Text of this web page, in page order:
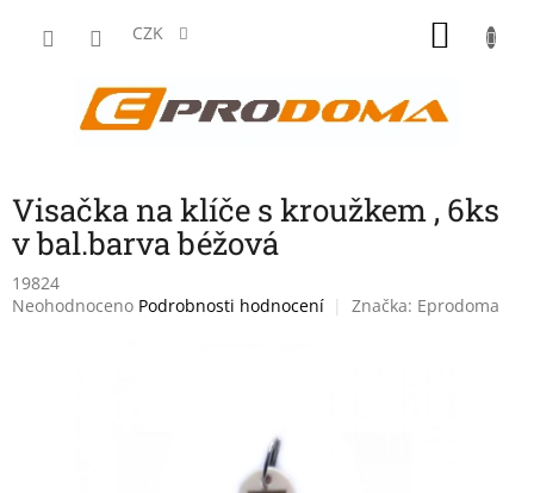
CZK
Visačka na klíče s kroužkem , 6ks
v bal.barva béžová
19824
Průměrné
Neohodnoceno Podrobnosti hodnocení Značka: Eprodoma